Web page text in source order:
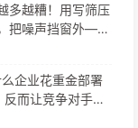
多越糟！用写筛压
把噪声挡窗外——
企业花重金部署
反而让竞争对手实